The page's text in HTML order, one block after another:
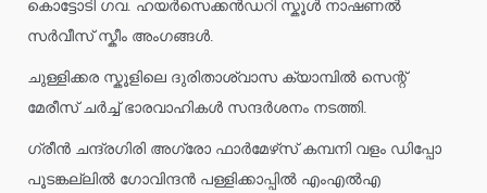
കൊട്ടോടി ഗവ. ഹയർസെക്കൻഡറി സ്കൂൾ നാഷണൽ
സർവീസ് സ്കീം അംഗങ്ങൾ.
ചുള്ളിക്കര സ്കൂളിലെ ദുരിതാശ്വാസ ക്യാമ്പിൽ സെന്റ്
മേരീസ് ചർച്ച് ഭാരവാഹികൾ സന്ദർശനം നടത്തി.
ഗ്രീൻ ചന്ദ്രഗിരി അഗ്രോ ഫാർമേഴ്‌സ് കമ്പനി വളം ഡിപ്പോ
പൂടങ്കല്ലിൽ ഗോവിന്ദൻ പള്ളിക്കാപ്പിൽ എംഎൽഎ